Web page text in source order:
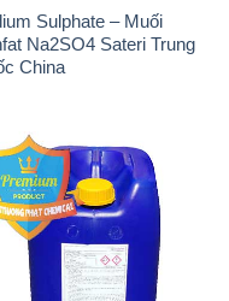
Sulphate – Muối
Na2SO4 Sateri Trung
China